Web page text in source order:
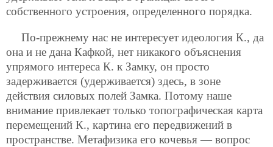
собственного устроения, определенного порядка.
По-прежнему нас не интересует идеология К., да
она и не дана Кафкой, нет никакого объяснения
упрямого интереса К. к Замку, он просто
задерживается (удерживается) здесь, в зоне
действия силовых полей Замка. Потому наше
внимание привлекает только топографическая карта
перемещений К., картина его передвижений в
пространстве. Метафизика его кочевья — вопрос